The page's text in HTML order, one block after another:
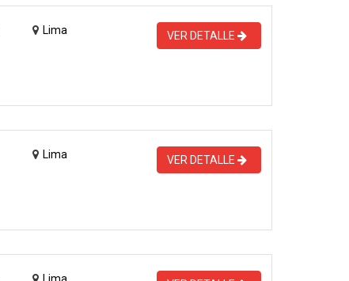
Lima VER DETALLE
Lima VER DETALLE